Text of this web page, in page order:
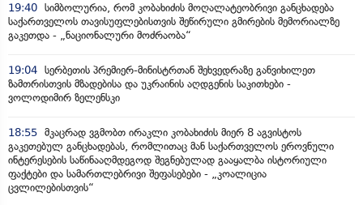
19:40 სიმბოლურია, რომ კობახიძის მოღალატეობრივი განცხადება
საქართველოს თავისუფლებისთვის შეწირული გმირების მემორიალზე
გაკეთდა - „ნაციონალური მოძრაობა“
19:04 სერბეთის პრემიერ-მინისტრთან შეხვედრაზე განვიხილეთ
ზამთრისთვის მზადებისა და უკრაინის აღდგენის საკითხები -
ვოლოდიმირ ზელენსკი
18:55 მკაცრად ვგმობთ ირაკლი კობახიძის მიერ 8 აგვისტოს
გაკეთებულ განცხადებას, რომლითაც მან საქართველოს ეროვნული
ინტერესების საწინააღმდეგოდ შეგნებულად გააყალბა ისტორიული
ფაქტები და სამართლებრივი შეფასებები - „კოალიცია
ცვლილებისთვის“